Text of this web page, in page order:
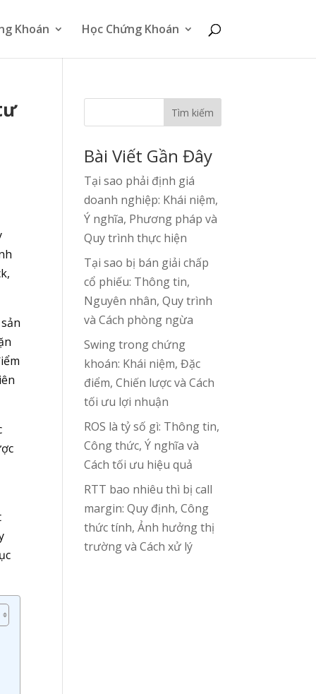
Khoán Học Chứng Khoán
Tìm kiếm
Bài Viết Gần Đây
Tại sao phải định giá
doanh nghiệp: Khái niệm,
Ý nghĩa, Phương pháp và
Quy trình thực hiện
Tại sao bị bán giải chấp
cổ phiếu: Thông tin,
Nguyên nhân, Quy trình
và Cách phòng ngừa
Swing trong chứng
khoán: Khái niệm, Đặc
điểm, Chiến lược và Cách
tối ưu lợi nhuận
ROS là tỷ số gì: Thông tin,
Công thức, Ý nghĩa và
Cách tối ưu hiệu quả
RTT bao nhiêu thì bị call
margin: Quy định, Công
thức tính, Ảnh hưởng thị
trường và Cách xử lý